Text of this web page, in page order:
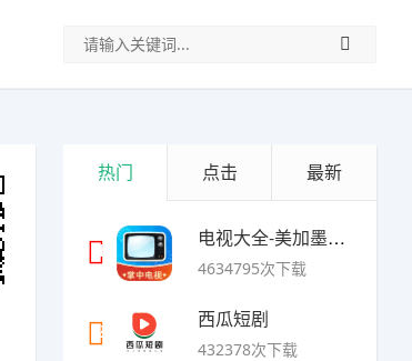
热门 点击 最新
1
电视大全-美加墨世界杯
4634795次下载
2
西瓜短剧
432378次下载